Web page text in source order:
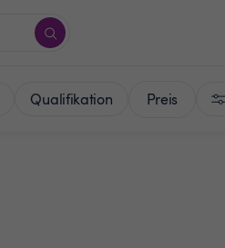
Qualifikation Preis